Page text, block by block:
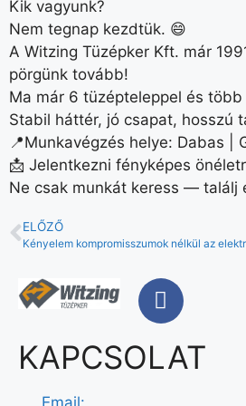
Kik vagyunk?
Nem tegnap kezdtük. 😄
A Witzing Tüzépker Kft. már
pörgünk tovább!
Ma már 6 tüzépteleppel és
Stabil háttér, jó csapat, hosszú
📍Munkavégzés helye: Dabas |
📩 Jelentkezni fényképes
Ne csak munkát keress — találj
ELŐZŐ
Kényelem kompromisszumok nélkül az
KAPCSOLAT
Email: